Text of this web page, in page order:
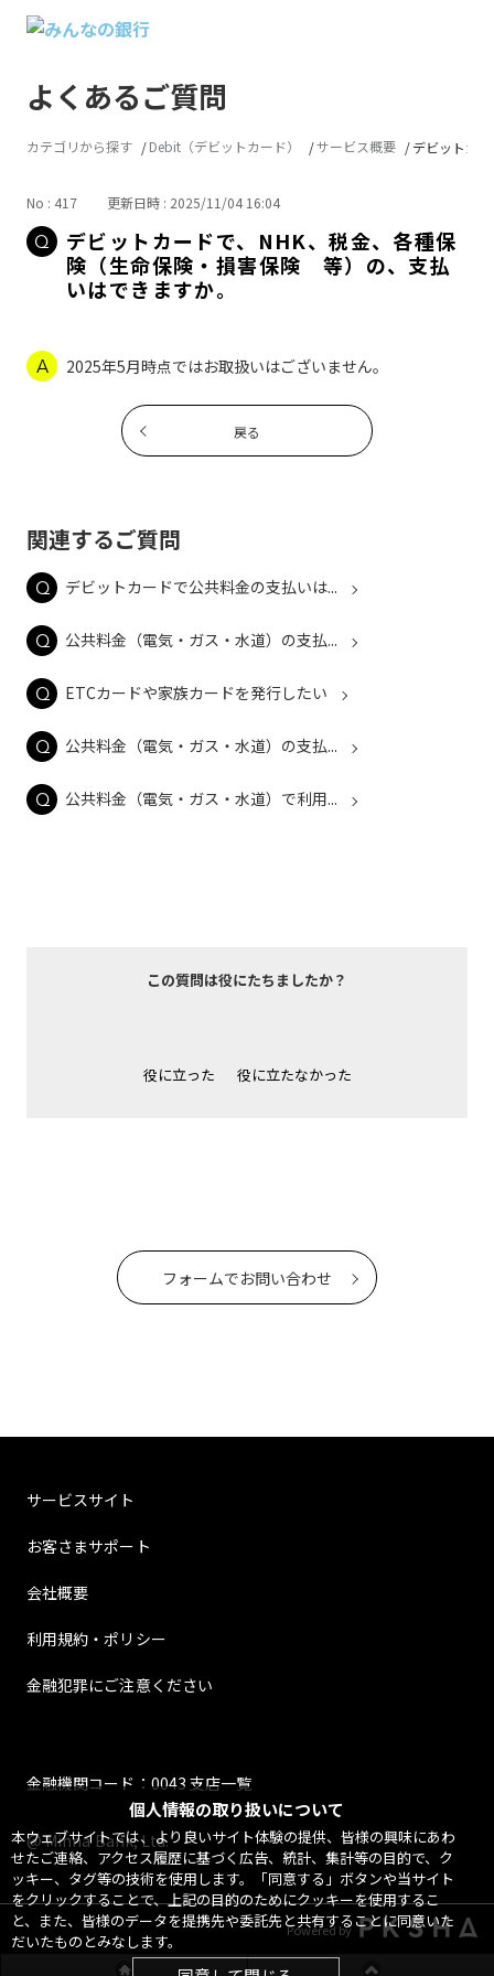
よくあるご質問
個人情報の取り扱いについて
本ウェブサイトでは、より良いサイト体験の提供、皆様の興味にあわ
せたご連絡、アクセス履歴に基づく広告、統計、集計等の目的で、ク
ッキー、タグ等の技術を使用します。「同意する」ボタンや当サイト
をクリックすることで、上記の目的のためにクッキーを使用するこ
と、また、皆様のデータを提携先や委託先と共有することに同意いた
だいたものとみなします。
カテゴリから探す Debit（デビットカード） サービス概要 デビットカ
No : 417 更新日時 : 2025/11/04 16:04
デビットカードで、NHK、税金、各種保
険（生命保険・損害保険 等）の、支払
いはできますか。
2025年5月時点ではお取扱いはございません。
戻る
関連するご質問
デビットカードで公共料金の支払いは...
公共料金（電気・ガス・水道）の支払...
ETCカードや家族カードを発行したい
公共料金（電気・ガス・水道）の支払...
公共料金（電気・ガス・水道）で利用...
この質問は役にたちましたか？
役に立った 役に立たなかった
フォームでお問い合わせ
サービスサイト
お客さまサポート
会社概要
利用規約・ポリシー
金融犯罪にご注意ください
金融機関コード：0043 支店一覧
@ Minna Bank, Ltd.
Powered by